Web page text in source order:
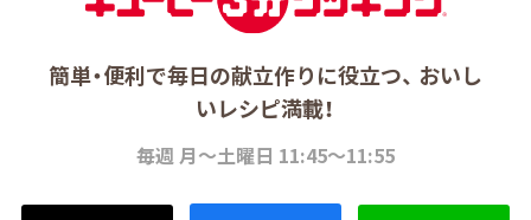
簡単・便利で毎日の献立作りに役立つ、 おいし
いレシピ満載！
毎週 月～土曜日 11:45～11:55